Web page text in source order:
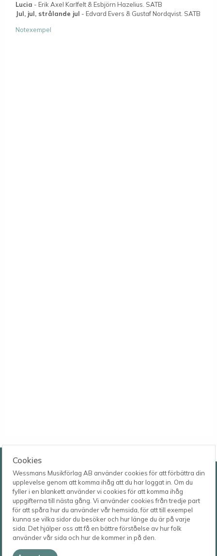
Cookies
Wessmans Musikförlag AB använder cookies för att förbättra din
upplevelse genom att komma ihåg att du har loggat in. Om du
fyller i en blankett använder vi cookies för att komma ihåg
uppgifterna till nästa gång. Vi använder cookies från tredje part
för att spåra hur du använder vår hemsida, för att till exempel
kunna se vilka sidor du besöker och hur länge du är på varje
sida. Det hjälper oss att få en bättre förståelse av hur folk
använder vår sida och hur de kommer in på den.
Lucia - Erik Axel Karlfelt & Esbjörn Hazelius. SATB
Jul, jul, strålande jul - Edvard Evers & Gustaf Nordqvist. SATB
Notexempel
Wessmans Musikförlag AB
Leverans- och besöksadress
Bingebygatan 11 B
621 41 VISBY
Postadress
Box 1253
621 23 VISBY
Telefon
0498-22 61 32
E-post
order@wessmans.com
Wessmans Musikförlag AB